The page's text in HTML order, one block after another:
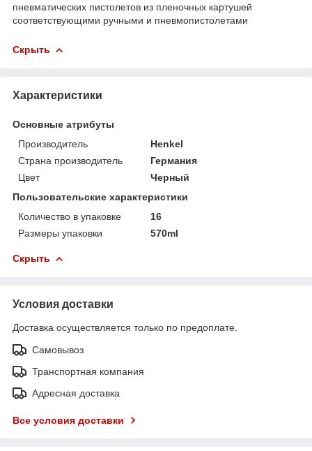
пневматических пистолетов из пленочных картушей
соответствующими ручными и пневмопистолетами
Скрыть
Характеристики
Основные атрибуты
Производитель
Henkel
Страна производитель
Германия
Цвет
Черный
Пользовательские характеристики
Количество в упаковке
16
Размеры упаковки
570ml
Скрыть
Условия доставки
Доставка осуществляется только по предоплате.
Самовывоз
Транспортная компания
Адресная доставка
Все условия доставки